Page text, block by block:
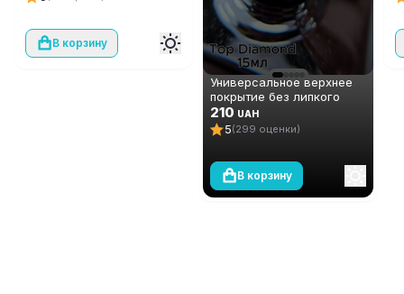
В корзину
Универсальное верхнее
покрытие без липкого
слоя (топ/финиш) Global
Fashion TOP-Diamond 15
мл
210 UAH
5(299 оценки)
В корзину